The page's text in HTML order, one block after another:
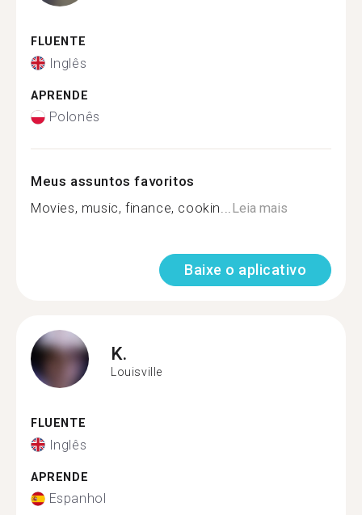
FLUENTE
Inglês
APRENDE
Polonês
Meus assuntos favoritos
Movies, music, finance, cookin...Leia mais
Baixe o aplicativo
K.
Louisville
FLUENTE
Inglês
APRENDE
Espanhol